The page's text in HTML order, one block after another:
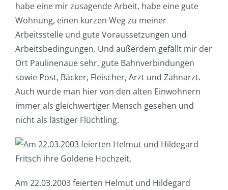
habe eine mir zusagende Arbeit, habe eine gute
Wohnung, einen kurzen Weg zu meiner
Arbeitsstelle und gute Voraussetzungen und
Arbeitsbedingungen. Und außerdem gefällt mir der
Ort Paulinenaue sehr, gute Bahnverbindungen
sowie Post, Bäcker, Fleischer, Arzt und Zahnarzt.
Auch wurde man hier von den alten Einwohnern
immer als gleichwertiger Mensch gesehen und
nicht als lästiger Flüchtling.
Am 22.03.2003 feierten Helmut und Hildegard